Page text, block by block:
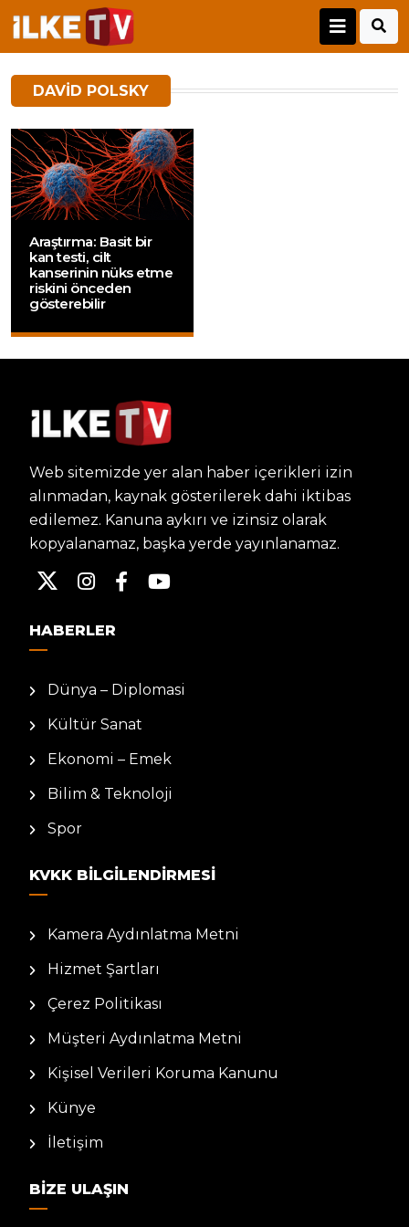
DAVID POLSKY
Araştırma: Basit bir
kan testi, cilt
kanserinin nüks etme
riskini önceden
gösterebilir
Web sitemizde yer alan haber içerikleri izin
alınmadan, kaynak gösterilerek dahi iktibas
edilemez. Kanuna aykırı ve izinsiz olarak
kopyalanamaz, başka yerde yayınlanamaz.
HABERLER
Dünya – Diplomasi
Kültür Sanat
Ekonomi – Emek
Bilim & Teknoloji
Spor
KVKK BILGILENDIRMESI
Kamera Aydınlatma Metni
Hizmet Şartları
Çerez Politikası
Müşteri Aydınlatma Metni
Kişisel Verileri Koruma Kanunu
Künye
İletişim
BIZE ULAŞIN